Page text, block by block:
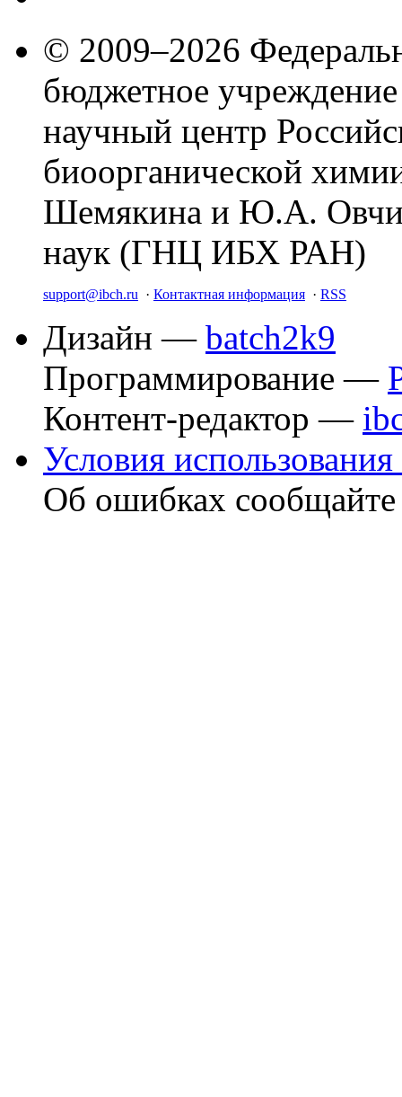
© 2009–2026
бюджетное
научный центр
биоорганической
Шемякина и Ю.А.
наук (ГНЦ ИБХ РАН)
support@ibch.ru · Контактная информация · RSS
Дизайн — batch2k9
Программирование —
Контент-редактор —
Условия использования
Об ошибках